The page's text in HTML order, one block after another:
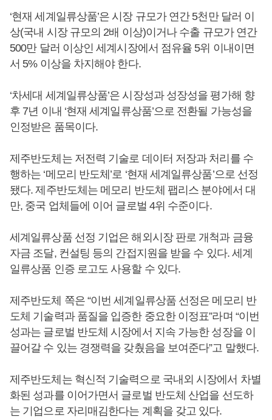
‘현재 세계일류상품’은 시장 규모가 연간 5천만 달러 이
상(국내 시장 규모의 2배 이상)이거나 수출 규모가 연간
500만 달러 이상인 세계시장에서 점유율 5위 이내이면
서 5% 이상을 차지해야 한다.
‘차세대 세계일류상품’은 시장성과 성장성을 평가해 향
후 7년 이내 ‘현재 세계일류상품’으로 전환될 가능성을
인정받은 품목이다.
제주반도체는 저전력 기술로 데이터 저장과 처리를 수
행하는 ‘메모리 반도체’로 ‘현재 세계일류상품’으로 선정
됐다. 제주반도체는 메모리 반도체 팹리스 분야에서 대
만, 중국 업체들에 이어 글로벌 4위 수준이다.
세계일류상품 선정 기업은 해외시장 판로 개척과 금융
자금 조달, 컨설팅 등의 간접지원을 받을 수 있다. 세계
일류상품 인증 로고도 사용할 수 있다.
제주반도체 쪽은 “이번 세계일류상품 선정은 메모리 반
도체 기술력과 품질을 입증한 중요한 이정표”라며 “이번
성과는 글로벌 반도체 시장에서 지속 가능한 성장을 이
끌어갈 수 있는 경쟁력을 갖췄음을 보여준다”고 말했다.
제주반도체는 혁신적 기술력으로 국내외 시장에서 차별
화된 성과를 이어가면서 글로벌 반도체 산업을 선도하
는 기업으로 자리매김한다는 계획을 갖고 있다.